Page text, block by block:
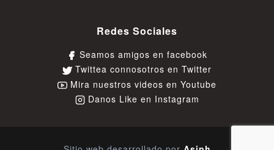
Redes Sociales
Seamos amigos en facebook
Twittea connosotros en Twitter
Mira nuestros videos en Youtube
Danos Like en Instagram